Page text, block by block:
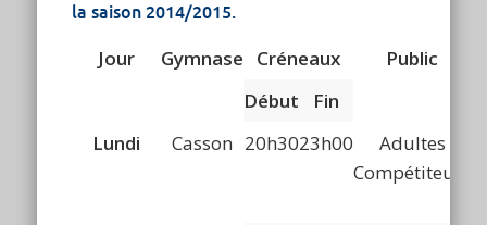
la saison 2014/2015.
Jour Gymnase Créneaux Public
Début
Fin
Lundi
Casson 20h3023h00
Adultes
Compétiteurs